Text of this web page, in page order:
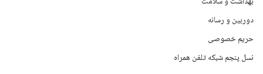
دوربین و رسانه
حریم خصوصی
نسل پنجم شبکه تلفن همراه